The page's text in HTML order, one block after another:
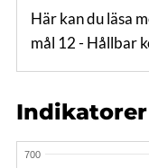
Här kan du läsa
mål 12 - Hållbar
Indikatorer
700